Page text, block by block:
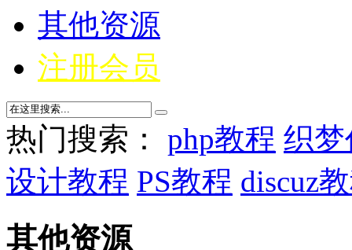
其他资源
注册会员
热门搜索： php教程 织
设计教程 PS教程 discuz
其他资源